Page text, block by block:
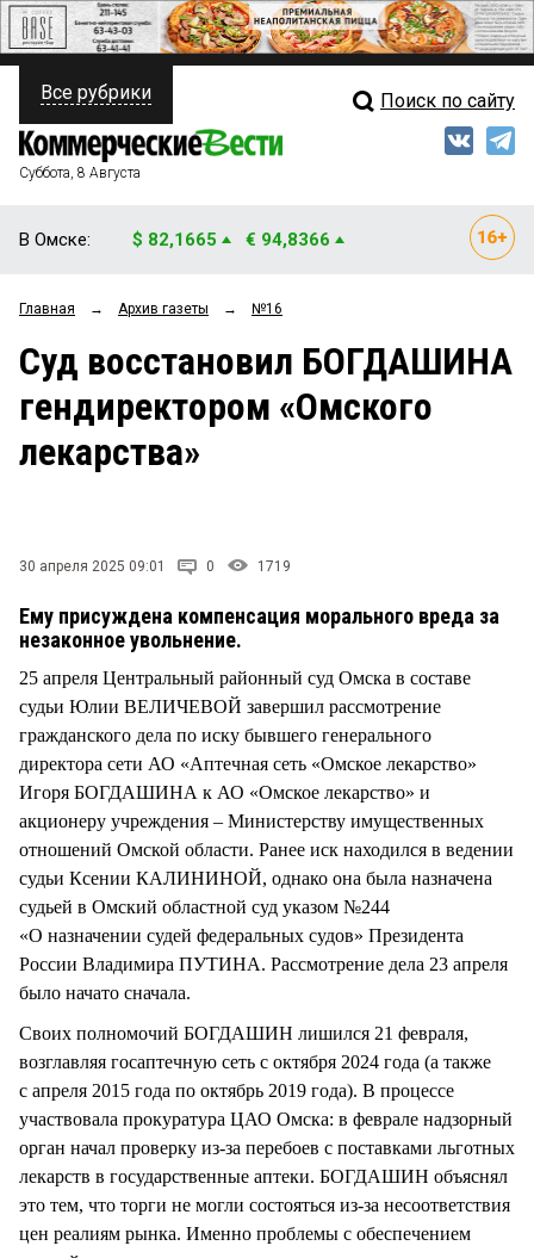
ПОЛИТИКА
ФИНАНСЫ
ОБЩЕСТВО
ЗАКОН
НОВОСТИ КОМПАНИЙ
Свежий выпуск
Рейтинги
Блоги
Все рубрики Поиск по сайту
Суббота, 8 Августа
В Омске: $ 82,1665 € 94,8366
Главная → Архив газеты → №16
Суд восстановил БОГДАШИНА
гендиректором «Омского
лекарства»
30 апреля 2025 09:01 0 1719
Ему присуждена компенсация морального вреда за
незаконное увольнение.
25 апреля Центральный районный суд Омска в составе
судьи Юлии ВЕЛИЧЕВОЙ завершил рассмотрение
гражданского дела по иску бывшего генерального
директора сети АО «Аптечная сеть «Омское лекарство»
Игоря БОГДАШИНА к АО «Омское лекарство» и
акционеру учреждения – Министерству имущественных
отношений Омской области. Ранее иск находился в ведении
судьи Ксении КАЛИНИНОЙ, однако она была назначена
судьей в Омский областной суд указом №244
«О назначении судей федеральных судов» Президента
России Владимира ПУТИНА. Рассмотрение дела 23 апреля
было начато сначала.
Своих полномочий БОГДАШИН лишился 21 февраля,
возглавляя госаптечную сеть с октября 2024 года (а также
с апреля 2015 года по октябрь 2019 года). В процессе
участвовала прокуратура ЦАО Омска: в феврале надзорный
орган начал проверку из-за перебоев с поставками льготных
лекарств в государственные аптеки. БОГДАШИН объяснял
это тем, что торги не могли состояться из-за несоответствия
цен реалиям рынка. Именно проблемы с обеспечением